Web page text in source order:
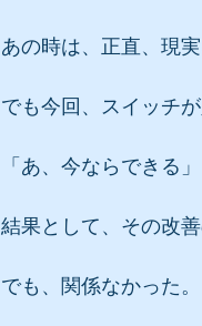
あの時は、正直、現
でも今回、スイッチが
「あ、今ならできる」
結果として、その改
でも、関係なかった。